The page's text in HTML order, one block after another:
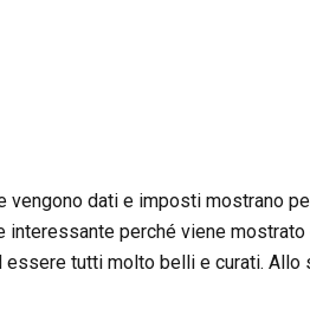
vengono dati e imposti mostrano
interessante perché viene
tutti molto belli e curati. Allo